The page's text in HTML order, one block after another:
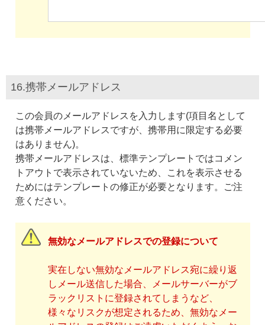
16.携帯メールアドレス
この会員のメールアドレスを入力します(項目名として
は携帯メールアドレスですが、携帯用に限定する必要
はありません)。
携帯メールアドレスは、標準テンプレートではコメン
トアウトで表示されていないため、これを表示させる
ためにはテンプレートの修正が必要となります。ご注
意ください。
無効なメールアドレスでの登録について
実在しない無効なメールアドレス宛に繰り返
しメール送信した場合、メールサーバーがブ
ラックリストに登録されてしまうなど、
様々なリスクが想定されるため、無効なメー